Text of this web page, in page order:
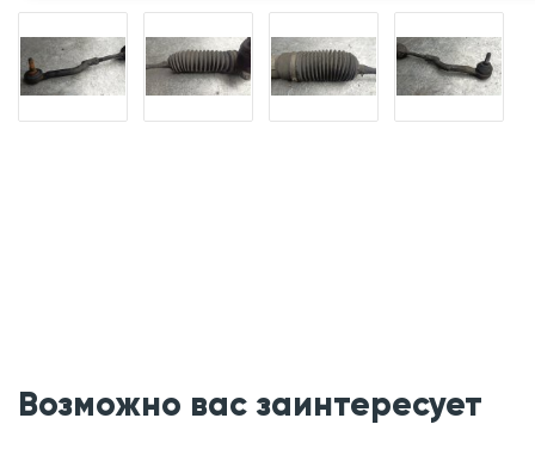
Возможно вас заинтересует